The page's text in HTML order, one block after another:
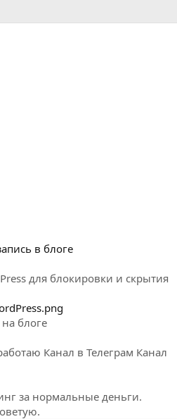
в блоге
для блокировки и скрытия
блоге
Канал в Телеграм Канал
за нормальные деньги.